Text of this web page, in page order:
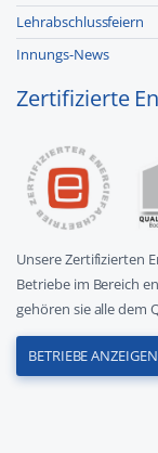
Lehr­abschluss­feiern
Innungs-News
Zertifizierte
Unsere Zertifizierten
Betriebe im Bereich
gehören sie alle dem
BETRIEBE ANZEIGEN